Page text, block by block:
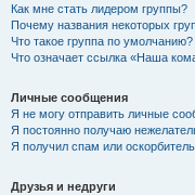
Как мне стать лидером группы?
Почему названия некоторых
Что такое группа по умолчанию?
Что означает ссылка «Наша
Личные сообщения
Я не могу отправить личные
Я постоянно получаю
Я получил спам или
Друзья и недруги